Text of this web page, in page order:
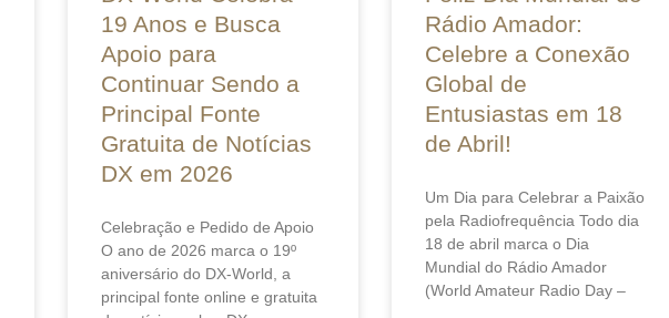
19 Anos e Busca
Apoio para
Continuar Sendo a
Principal Fonte
Gratuita de Notícias
DX em 2026
Celebração e Pedido de Apoio
O ano de 2026 marca o 19º
aniversário do DX-World, a
principal fonte online e gratuita
Rádio Amador:
Celebre a Conexão
Global de
Entusiastas em 18
de Abril!
Um Dia para Celebrar a Paixão
pela Radiofrequência Todo dia
18 de abril marca o Dia
Mundial do Rádio Amador
(World Amateur Radio Day –